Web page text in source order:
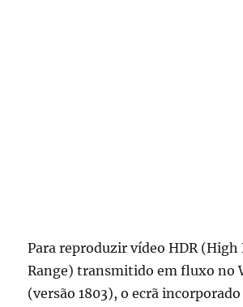
Para reproduzir vídeo HDR (High
Range) transmitido em fluxo no
(versão 1803), o ecrã